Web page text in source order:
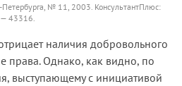
№ 11, 2003. КонсультантПлюс:
— 43316.
наличия добровольного
права. Однако, как видно, по
выступающему с инициативой